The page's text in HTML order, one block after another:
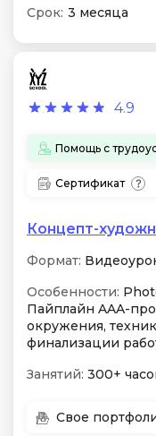
Срок: 3 месяца
4.9
Помощь с
Сертификат
Концепт-
Формат:
Особенности:
Пайплайн AAA-
окружения,
финализации
Занятий: 300+
Свое